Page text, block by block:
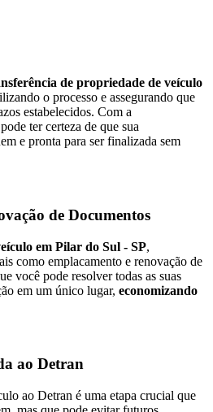
de propriedade de veículo
o processo e assegurando que
estabelecidos. Com a
ter certeza de que sua
e pronta para ser finalizada sem
de Documentos
em Pilar do Sul - SP,
como emplacamento e renovação de
você pode resolver todas as suas
em um único lugar, economizando
ao Detran
ao Detran é uma etapa crucial que